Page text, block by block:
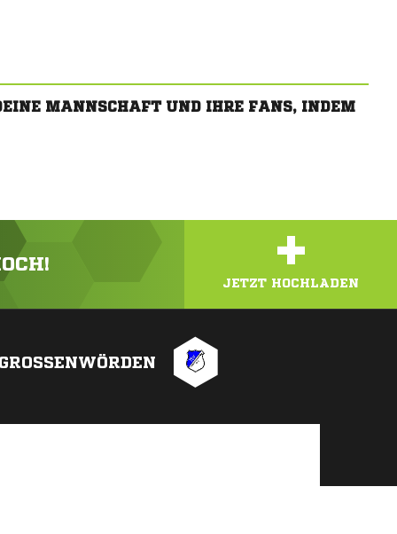
MANNSCHAFT UND IHRE FANS, INDEM
+
JETZT HOCHLADEN